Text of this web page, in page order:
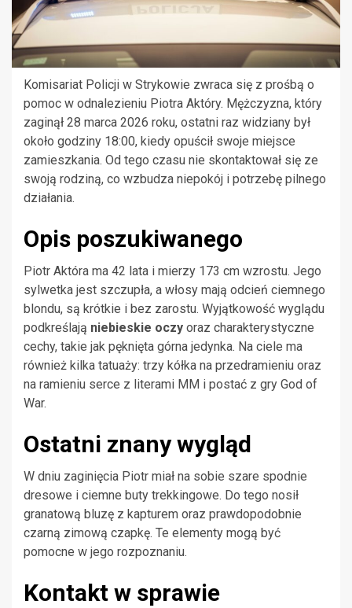
Komisariat Policji w Strykowie zwraca się z prośbą o
pomoc w odnalezieniu Piotra Aktóry. Mężczyzna, który
zaginął 28 marca 2026 roku, ostatni raz widziany był
około godziny 18:00, kiedy opuścił swoje miejsce
zamieszkania. Od tego czasu nie skontaktował się ze
swoją rodziną, co wzbudza niepokój i potrzebę pilnego
działania.
Opis poszukiwanego
Piotr Aktóra ma 42 lata i mierzy 173 cm wzrostu. Jego
sylwetka jest szczupła, a włosy mają odcień ciemnego
blondu, są krótkie i bez zarostu. Wyjątkowość wyglądu
podkreślają niebieskie oczy oraz charakterystyczne
cechy, takie jak pęknięta górna jedynka. Na ciele ma
również kilka tatuaży: trzy kółka na przedramieniu oraz
na ramieniu serce z literami MM i postać z gry God of
War.
Ostatni znany wygląd
W dniu zaginięcia Piotr miał na sobie szare spodnie
dresowe i ciemne buty trekkingowe. Do tego nosił
granatową bluzę z kapturem oraz prawdopodobnie
czarną zimową czapkę. Te elementy mogą być
pomocne w jego rozpoznaniu.
Kontakt w sprawie